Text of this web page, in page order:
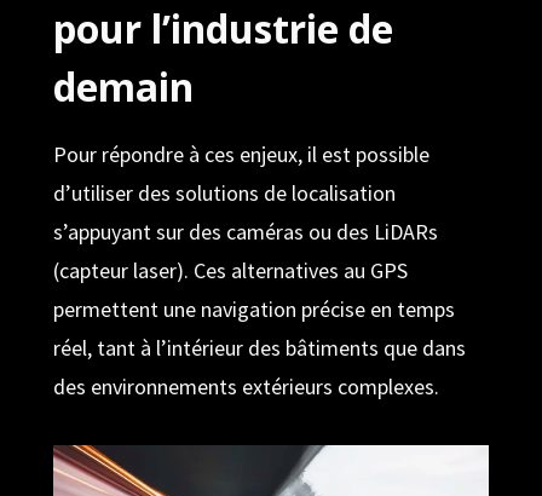
pour l’industrie de
demain
Pour répondre à ces enjeux, il est possible
d’utiliser des solutions de localisation
s’appuyant sur des caméras ou des LiDARs
(capteur laser). Ces alternatives au GPS
permettent une navigation précise en temps
réel, tant à l’intérieur des bâtiments que dans
des environnements extérieurs complexes.